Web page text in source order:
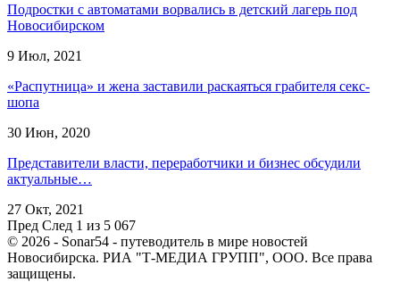
Подростки с автоматами ворвались в детский лагерь под
Новосибирском
9 Июл, 2021
«Распутница» и жена заставили раскаяться грабителя секс-
шопа
30 Июн, 2020
Представители власти, переработчики и бизнес обсудили
актуальные…
27 Окт, 2021
Пред След 1 из 5 067
© 2026 - Sonar54 - путеводитель в мире новостей
Новосибирска. РИА "Т-МЕДИА ГРУПП", ООО. Все права
защищены.